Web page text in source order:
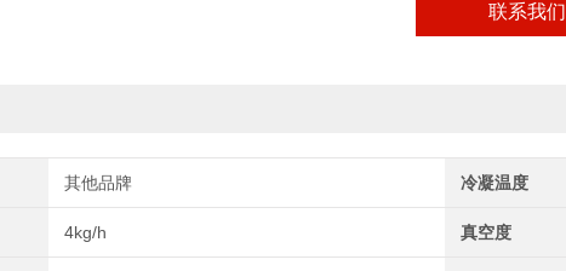
联系我们
其他品牌 冷凝温度
4kg/h 真空度